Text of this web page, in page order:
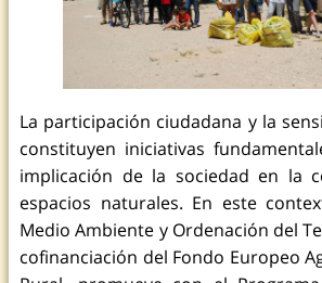
La participación ciudadana y la
constituyen iniciativas
implicación de la sociedad en la
espacios naturales. En este
Medio Ambiente y Ordenación del
cofinanciación del Fondo Europeo